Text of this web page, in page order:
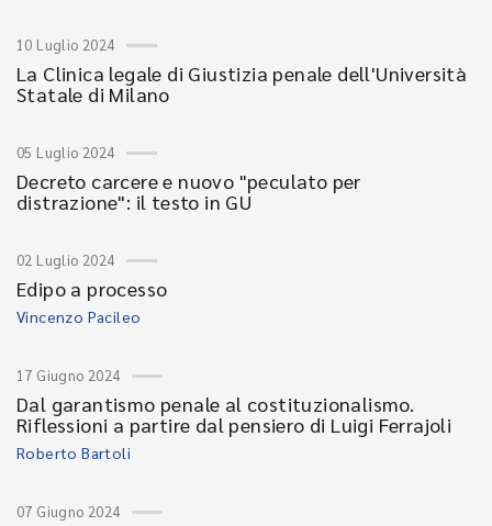
10 Luglio 2024
La Clinica legale di Giustizia penale dell'Università
Statale di Milano
05 Luglio 2024
Decreto carcere e nuovo "peculato per
distrazione": il testo in GU
02 Luglio 2024
Edipo a processo
Vincenzo Pacileo
17 Giugno 2024
Dal garantismo penale al costituzionalismo.
Riflessioni a partire dal pensiero di Luigi Ferrajoli
Roberto Bartoli
07 Giugno 2024